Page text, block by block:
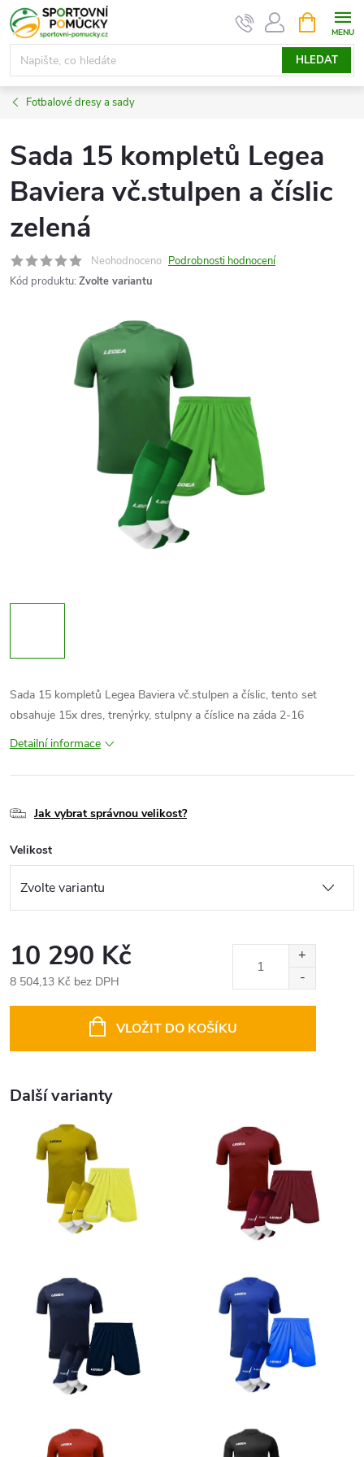
Přejít
na
obsah
HLEDAT
NÁKUPNÍ
KOŠÍK
Fotbalové dresy a sady
Sada 15 kompletů Legea
Baviera vč.stulpen a číslic
zelená
Neohodnoceno Podrobnosti hodnocení
Kód produktu: Zvolte variantu
Sada 15 kompletů Legea Baviera vč.stulpen a číslic, tento set
obsahuje 15x dres, trenýrky, stulpny a číslice na záda 2-16
Detailní informace
Jak vybrat správnou velikost?
Velikost
10 290 Kč
8 504,13 Kč bez DPH
VLOŽIT DO KOŠÍKU
Další varianty